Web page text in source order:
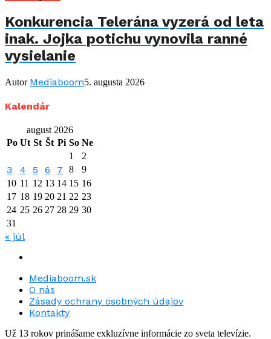
Konkurencia Telerána vyzerá od leta
inak. Jojka potichu vynovila ranné
vysielanie
Autor Mediaboom5. augusta 2026
Kalendár
august 2026
Po Ut St Št Pi So Ne
1
2
3 4 5 6 7 8
9
10 11 12 13 14 15 16
17 18 19 20 21 22 23
24 25 26 27 28 29 30
31
« júl
Mediaboom.sk
O nás
Zásady ochrany osobných údajov
Kontakty
Už 13 rokov prinášame exkluzívne informácie zo sveta televízie.